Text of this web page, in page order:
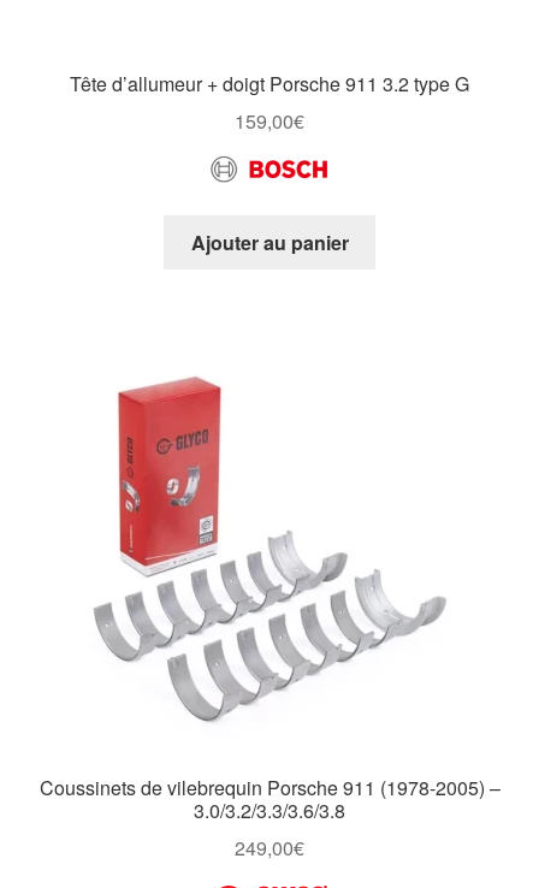
Tête d’allumeur + doigt Porsche 911 3.2 type G
159,00€
Ajouter au panier
Coussinets de vilebrequin Porsche 911 (1978-2005) –
3.0/3.2/3.3/3.6/3.8
249,00€